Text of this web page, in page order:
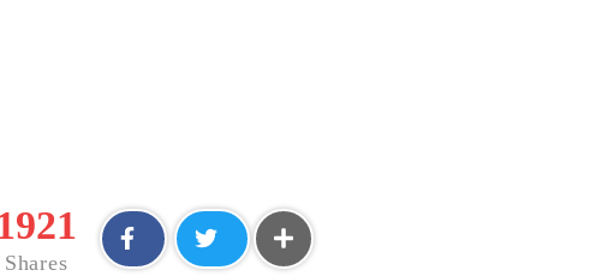
Shares